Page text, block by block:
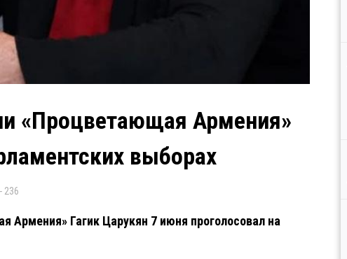
«Процветающая Армения»
выборах
236
Армения» Гагик Царукян 7 июня проголосовал на